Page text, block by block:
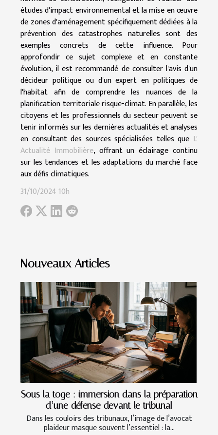
études d'impact environnemental et la mise en œuvre
de zones d'aménagement spécifiquement dédiées à la
prévention des catastrophes naturelles sont des
exemples concrets de cette influence. Pour
approfondir ce sujet complexe et en constante
évolution, il est recommandé de consulter l'avis d'un
décideur politique ou d'un expert en politiques de
l'habitat afin de comprendre les nuances de la
planification territoriale risque-climat. En parallèle, les
citoyens et les professionnels du secteur peuvent se
tenir informés sur les dernières actualités et analyses
en consultant des sources spécialisées telles que L'
Actualité Immobilière, offrant un éclairage continu
sur les tendances et les adaptations du marché face
aux défis climatiques.
31/10/2024 10h
Nouveaux Articles
Sous la toge : immersion dans la préparation
d’une défense devant le tribunal
Dans les couloirs des tribunaux, l’image de l’avocat
plaideur masque souvent l’essentiel : la...